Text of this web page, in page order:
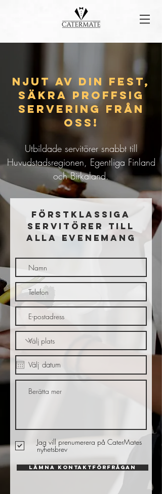
Njut av din fest,
säkra proffsig
servering från
oss!
Utbildade servitörer snabbt till
Huvudstadsregionen, Egentliga Finland
och Birkaland.
FÖRSTKLASSIGA
SERVITÖRER TILL
ALLA EVENEMANG
Jag vill prenumerera på CaterMates
nyhetsbrev
LÄMNA KONTAKTFÖRFRÅGAN